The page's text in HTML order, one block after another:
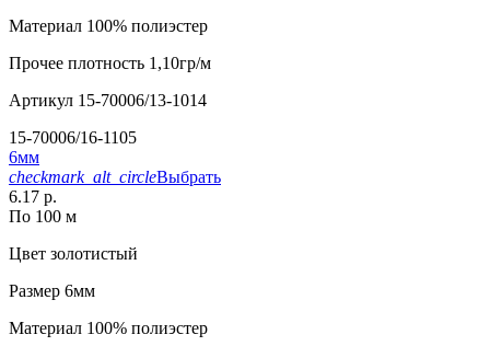
Материал 100% полиэстер
Прочее плотность 1,10гр/м
Артикул 15-70006/13-1014
15-70006/16-1105
6мм
checkmark_alt_circleВыбрать
6.17 р.
По 100 м
Цвет золотистый
Размер 6мм
Материал 100% полиэстер